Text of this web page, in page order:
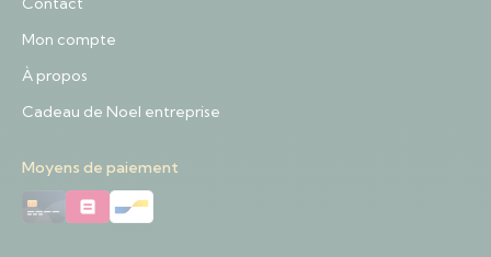
Mon compte
À propos
Cadeau de Noel entreprise
Moyens de paiement